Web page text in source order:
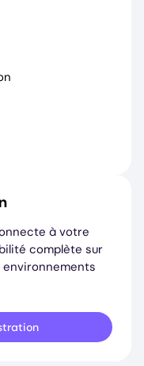
à votre
complète sur